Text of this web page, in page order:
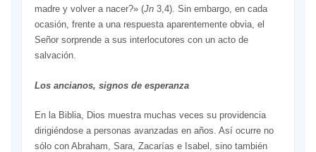
madre y volver a nacer?» (Jn3,4). Sin embargo, en cada
ocasión, frente a una respuesta aparentemente obvia, el
Señor sorprende a sus interlocutores con un acto de
salvación.
Los ancianos, signos de esperanza
En la Biblia, Dios muestra muchas veces su providencia
dirigiéndose a personas avanzadas en años. Así ocurre no
sólo con Abraham, Sara, Zacarías e Isabel, sino también